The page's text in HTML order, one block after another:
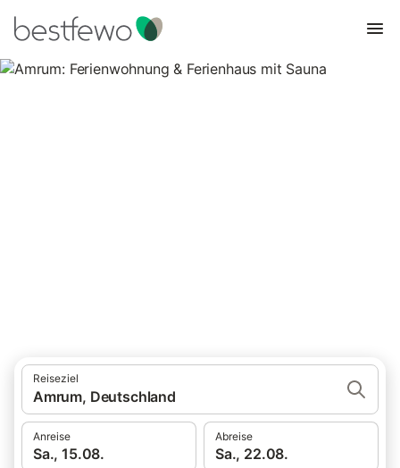
Reiseziel
Amrum, Deutschland
Anreise
Sa., 15.08.
Abreise
Sa., 22.08.